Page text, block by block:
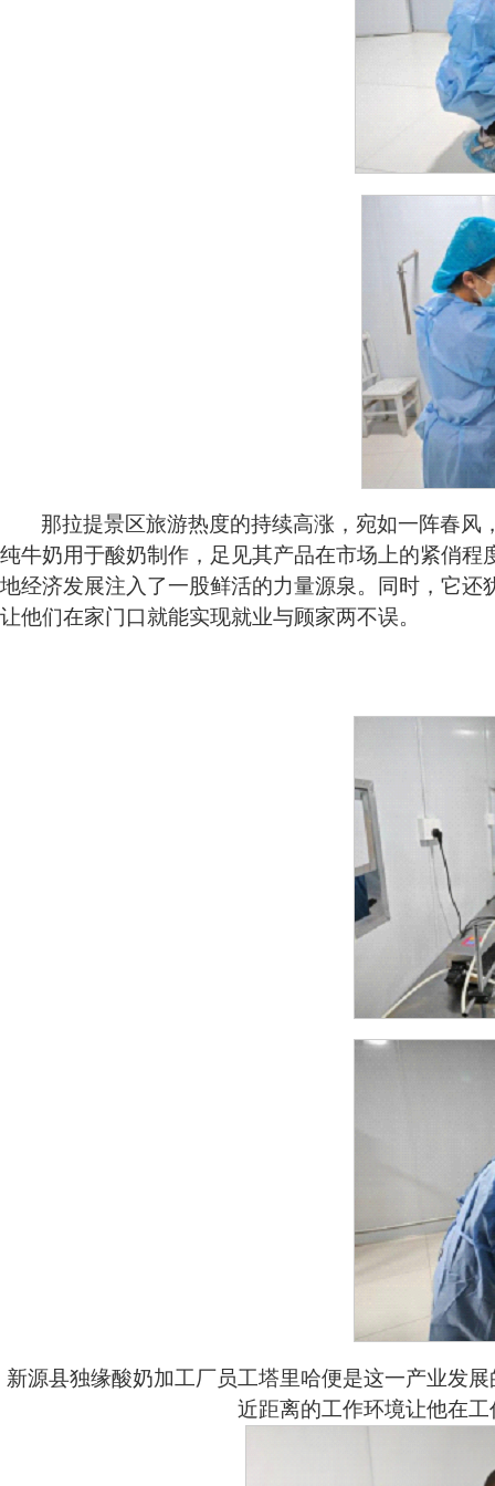
那拉提景区旅游热度的持续高涨，宛如一阵春
纯牛奶用于酸奶制作，足见其产品在市场上的紧俏
地经济发展注入了一股鲜活的力量源泉。同时，它
让他们在家门口就能实现就业与顾家两不误。
新源县独缘酸奶加工厂员工塔里哈便是这一产业发
近距离的工作环境让他在